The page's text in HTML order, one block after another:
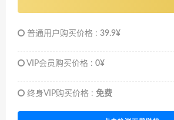
普通用户购买价格 : 39.9¥
VIP会员购买价格 : 0¥
终身VIP购买价格 : 免费